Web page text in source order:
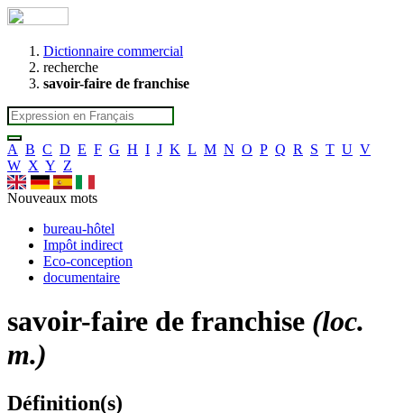
Dictionnaire commercial
recherche
savoir-faire de franchise
A B C D E F G H I J K L M N O P Q R S T U V
W X Y Z
Nouveaux mots
bureau-hôtel
Impôt indirect
Eco-conception
documentaire
savoir-faire de franchise (loc.
m.)
Définition(s)